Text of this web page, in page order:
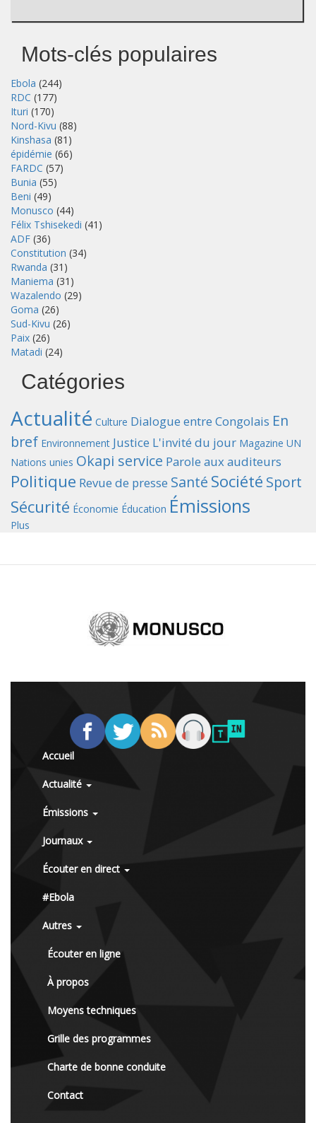
Mots-clés populaires
Ebola (244)
RDC (177)
Ituri (170)
Nord-Kivu (88)
Kinshasa (81)
épidémie (66)
FARDC (57)
Bunia (55)
Beni (49)
Monusco (44)
Félix Tshisekedi (41)
ADF (36)
Constitution (34)
Rwanda (31)
Maniema (31)
Wazalendo (29)
Goma (26)
Sud-Kivu (26)
Paix (26)
Matadi (24)
Catégories
Actualité Culture Dialogue entre Congolais En
bref Environnement Justice L'invité du jour Magazine UN
Nations unies Okapi service Parole aux auditeurs
Politique Revue de presse Santé Société Sport
Sécurité Économie Éducation Émissions
Plus
Accueil
Actualité
Émissions
Journaux
Écouter en direct
#Ebola
Autres
Écouter en ligne
À propos
Moyens techniques
Grille des programmes
Charte de bonne conduite
Contact